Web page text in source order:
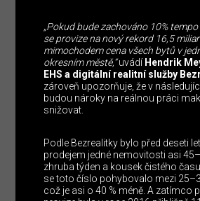
„Pokud bude zachováno 10%
se provize na nový rekord 16,5
mimochodem cena všech bytů v
okresním městě,“uvádí Hendrik
EHS a digitální realitní služby
zároveň upozorňuje, že v
budou nároky na reálnou práci
snižovat.
Podle Bezrealitky bylo před deseti
prodejem jedné nemovitosti asi
zhruba týden a kousek čistého
se toto číslo pohybovalo mezi
což je asi o 40 % méně. A zatímco